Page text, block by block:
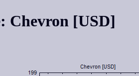
Chevron [USD]